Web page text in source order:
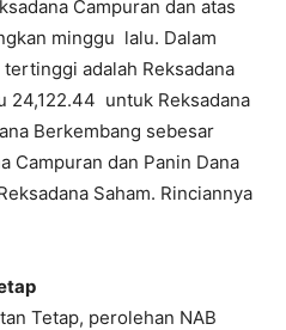
Campuran dan atas
minggu lalu. Dalam
adalah Reksadana
24,122.44 untuk Reksadana
Berkembang sebesar
Campuran dan Panin Dana
Saham. Rinciannya
Tetap, perolehan NAB